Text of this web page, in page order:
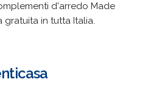
d'arredo Made
gratuita in tutta Italia.